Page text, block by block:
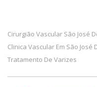
Cirurgião Vascular São José
Clinica Vascular Em São José
Tratamento De Varizes